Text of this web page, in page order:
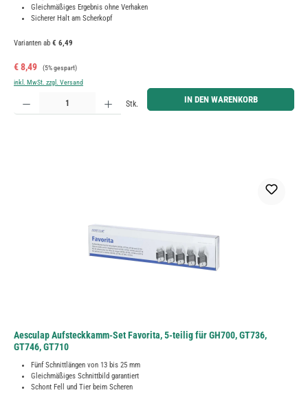
Gleichmäßiges Ergebnis ohne Verhaken
Sicherer Halt am Scherkopf
Varianten ab € 6,49
Verkaufspreis:
€ 8,49 Regulärer Preis:
(5% gespart)
inkl. MwSt. zzgl. Versand
Produkt Anzahl: Gib den gewünschten Wert ein oder benutze die Schaltflächen um die Anzahl zu
Stk. IN DEN WARENKORB
Aesculap Aufsteckkamm-Set Favorita, 5-teilig für GH700, GT736,
GT746, GT710
Fünf Schnittlängen von 13 bis 25 mm
Gleichmäßiges Schnittbild garantiert
Schont Fell und Tier beim Scheren